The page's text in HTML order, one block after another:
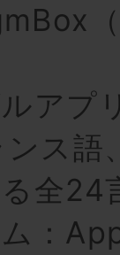
アプ
ス語
全24
：